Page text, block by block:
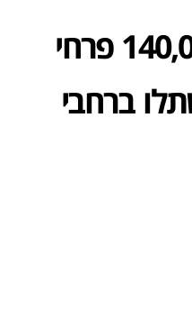
כפר סבא: כ- 140,000 פרחי
ברחבי